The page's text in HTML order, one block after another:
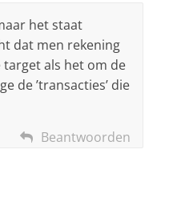
het staat
dat men rekening
als het om de
de ’transacties’ die
Beantwoorden